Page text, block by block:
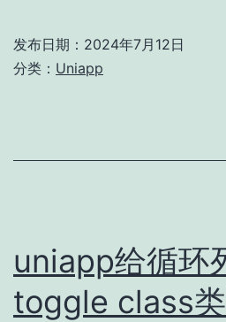
发布日期： 2024年7月12日
分类： Uniapp
uniapp给循环
toggle class